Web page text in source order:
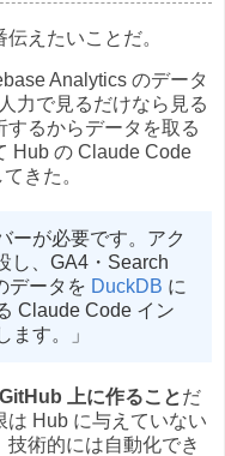
えたいことだ。
Analytics のデータ
力で見るだけなら見る
るからデータを取る
Hub の Claude Code
きた。
ーが必要です。アク
し、GA4・Search
データを DuckDB に
Claude Code イン
ます。」
上に作ることだ
は Hub に与えていない
術的には自動化でき